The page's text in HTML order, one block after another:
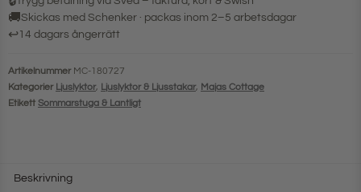
🚚Skickas med Schenker · packas inom 2–5 arbetsdagar
↩14 dagars ångerrätt
Artikelnummer MC-180727
Kategorier Ljuslyktor, Ljuslyktor & Ljusstakar, Majas Cottage
Etikett Sommarstuga & Lantligt
Beskrivning